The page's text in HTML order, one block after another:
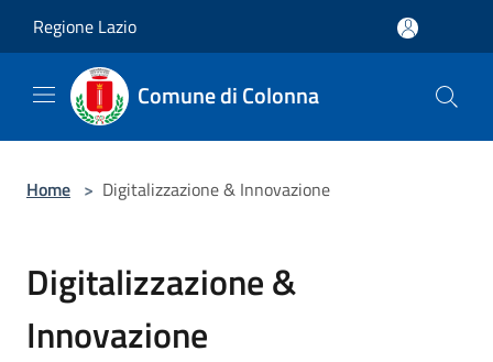
Regione Lazio
Comune di Colonna
Home > Digitalizzazione & Innovazione
Digitalizzazione &
Innovazione